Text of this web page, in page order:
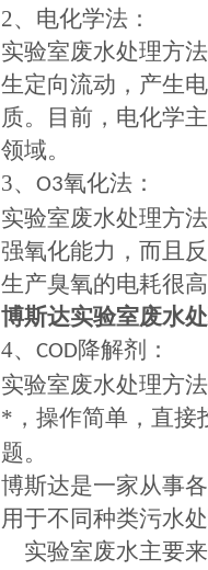
2、电化学法：
实验室废水处理方
生定向流动，产生
质。目前，电化学
领域。
3、 O3氧化法：
实验室废水处理方
强氧化能力，而且
生产臭氧的电耗很
博斯达实验室废水
4、 COD降解剂：
实验室废水处理方
*，操作简单，直接
题。
博斯达是一家从事
用于不同种类污水处
实验室废水主要来